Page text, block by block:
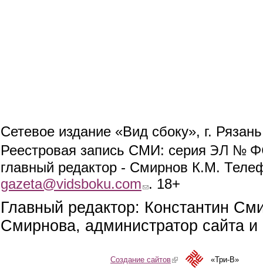
Сетевое издание «Вид сбоку», г.
Реестровая запись СМИ: серия ЭЛ №
главный редактор - Смирнов К.М.
gazeta@vidsboku.com (link sends e-mail)
. 18+
Главный редактор: Константин
Смирнова, администратор сайта
Создание сайтов(link is external)«Три-В»